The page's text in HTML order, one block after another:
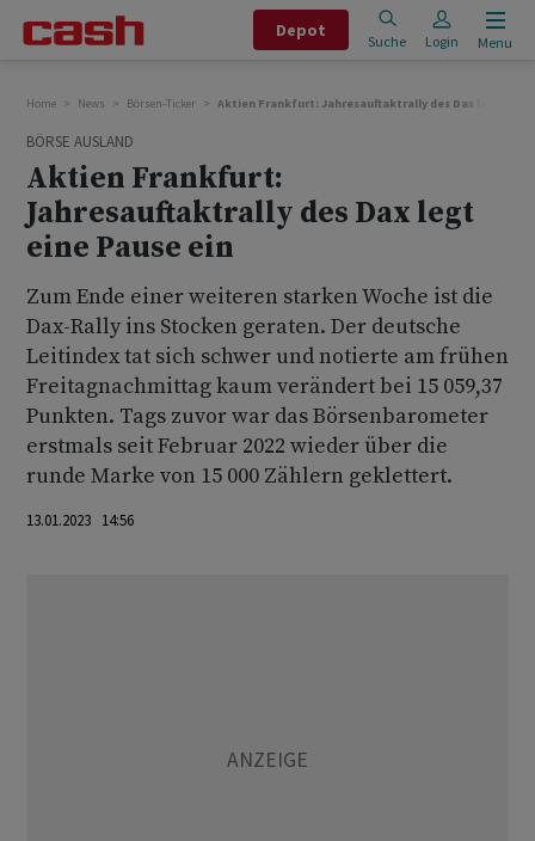
Depot
Suche Login Menu
Home News Börsen-Ticker Aktien Frankfurt: Jahresauftaktrally des Dax legt eine
BÖRSE AUSLAND
Aktien Frankfurt:
Jahresauftaktrally des Dax legt
eine Pause ein
Zum Ende einer weiteren starken Woche ist die
Dax-Rally ins Stocken geraten. Der deutsche
Leitindex tat sich schwer und notierte am frühen
Freitagnachmittag kaum verändert bei 15 059,37
Punkten. Tags zuvor war das Börsenbarometer
erstmals seit Februar 2022 wieder über die
runde Marke von 15 000 Zählern geklettert.
13.01.2023 14:56